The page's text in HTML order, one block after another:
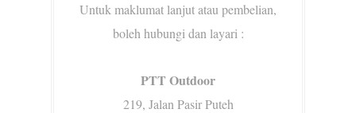
Untuk maklumat lanjut atau pembelian,
boleh hubungi dan layari :
PTT Outdoor
219, Jalan Pasir Puteh